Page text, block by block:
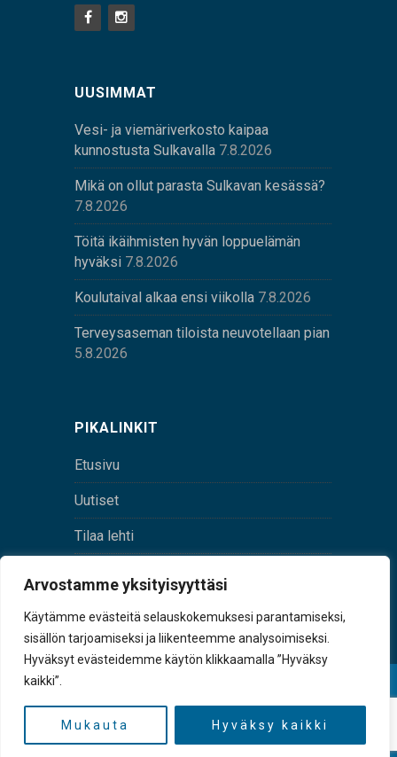
Arvostamme yksityisyyttäsi
Käytämme evästeitä selauskokemuksesi parantamiseksi,
sisällön tarjoamiseksi ja liikenteemme analysoimiseksi.
Hyväksyt evästeidemme käytön klikkaamalla ”Hyväksy
kaikki”.
Mukauta Hyväksy kaikki
UUSIMMAT
Vesi- ja viemäriverkosto kaipaa
kunnostusta Sulkavalla 7.8.2026
Mikä on ollut parasta Sulkavan kesässä?
7.8.2026
Töitä ikäihmisten hyvän loppuelämän
hyväksi 7.8.2026
Koulutaival alkaa ensi viikolla 7.8.2026
Terveysaseman tiloista neuvotellaan pian
5.8.2026
PIKALINKIT
Etusivu
Uutiset
Tilaa lehti
tunnus 0167229-8
TAKAISIN YLÖS